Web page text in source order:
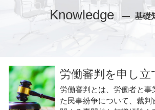
Knowledge 基礎
労働審判を申し立
労働審判とは、労働者と事
た民事紛争について、裁判